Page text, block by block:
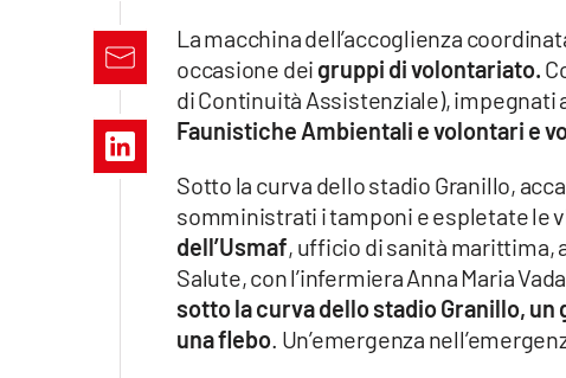
lacapitalenews.it
La macchina dell’accoglienza
occasione dei gruppi di volontariato.
di Continuità Assistenziale), impegnati
Faunistiche Ambientali e volontari e
Sotto la curva dello stadio Granillo,
somministrati i tamponi e espletate le
dell’Usmaf, ufficio di sanità marittima,
Salute, con l’infermiera Anna Maria
sotto la curva dello stadio Granillo,
una flebo. Un’emergenza